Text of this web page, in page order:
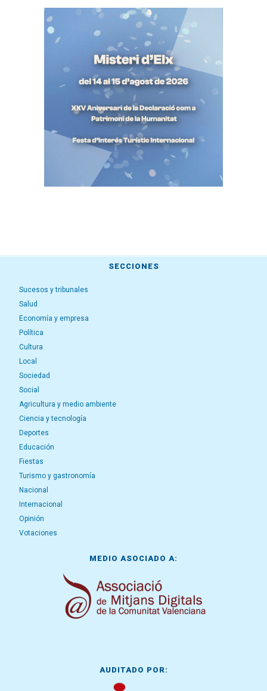
SECCIONES
Sucesos y tribunales
Salud
Economía y empresa
Política
Cultura
Local
Sociedad
Social
Agricultura y medio ambiente
Ciencia y tecnología
Deportes
Educación
Fiestas
Turismo y gastronomía
Nacional
Internacional
Opinión
Votaciones
MEDIO ASOCIADO A:
AUDITADO POR: